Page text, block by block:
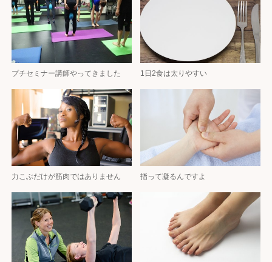
プチセミナー講師やってきました 1日2食は太りやすい
力こぶだけが筋肉ではありません 指って凝るんですよ